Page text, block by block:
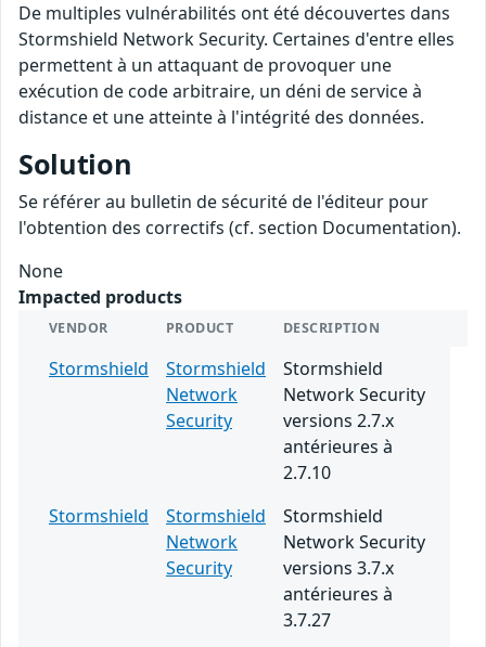
De multiples vulnérabilités ont été découvertes dans
Stormshield Network Security. Certaines d'entre elles
permettent à un attaquant de provoquer une
exécution de code arbitraire, un déni de service à
distance et une atteinte à l'intégrité des données.
Solution
Se référer au bulletin de sécurité de l'éditeur pour
l'obtention des correctifs (cf. section Documentation).
None
Impacted products
VENDOR PRODUCT DESCRIPTION
Stormshield
Stormshield
Network
Security
Stormshield
Network Security
versions 2.7.x
antérieures à
2.7.10
Stormshield
Stormshield
Network
Security
Stormshield
Network Security
versions 3.7.x
antérieures à
3.7.27